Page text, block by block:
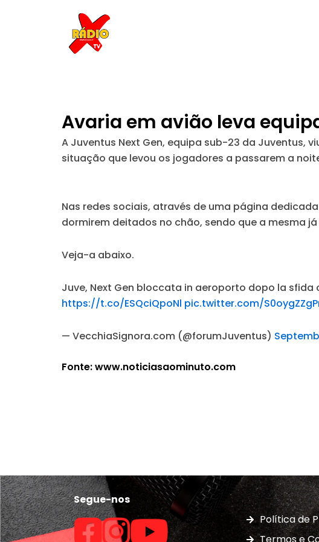
Avaria em avião leva
A Juventus Next Gen, equipa sub-23 da Juventus,
situação que levou os jogadores a passarem a
Nas redes sociais, através de uma página
dormirem deitados no chão, sendo que a mesma
Veja-a abaixo.
Juve, Next Gen bloccata in aeroporto dopo la sfida
https://t.co/ESQciQpoNl pic.twitter.com/
— VecchiaSignora.com (@forumJuventus)
Fonte: www.noticiasaominuto.com
Segue-nos
Política de